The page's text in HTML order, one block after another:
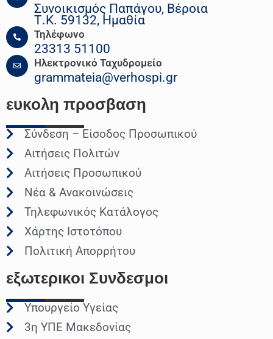
Συνοικισμός Παπάγου, Βέροια
Τ.Κ. 59132, Ημαθία
Τηλέφωνο
23313 51100
Ηλεκτρονικό Ταχυδρομείο
grammateia@verhospi.gr
ευκολη προσβαση
Σύνδεση – Είσοδος Προσωπικού
Αιτήσεις Πολιτών
Αιτήσεις Προσωπικού
Νέα & Ανακοινώσεις
Τηλεφωνικός Κατάλογος
Χάρτης Ιστοτόπου
Πολιτική Απορρήτου
εξωτερικοι Συνδεσμοι
Υπουργείο Υγείας
3η ΥΠΕ Μακεδονίας